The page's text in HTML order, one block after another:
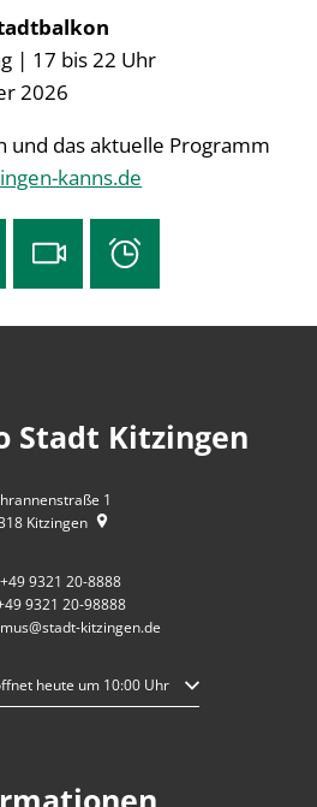
| 17 bis 22 Uhr
2026
das aktuelle Programm
kanns.de
Stadt Kitzingen
1
Kitzingen
+49 9321 20-8888
9321 20-98888
kitzingen.de
Öffnungs- oder Schließzeiten
heute um 10:00 Uhr